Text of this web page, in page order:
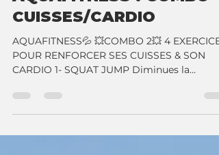
CUISSES/CARDIO
AQUAFITNESS💦 💥COMBO 2💥 4
POUR RENFORCER SES CUISSES & SON
CARDIO 1- SQUAT JUMP Diminues la